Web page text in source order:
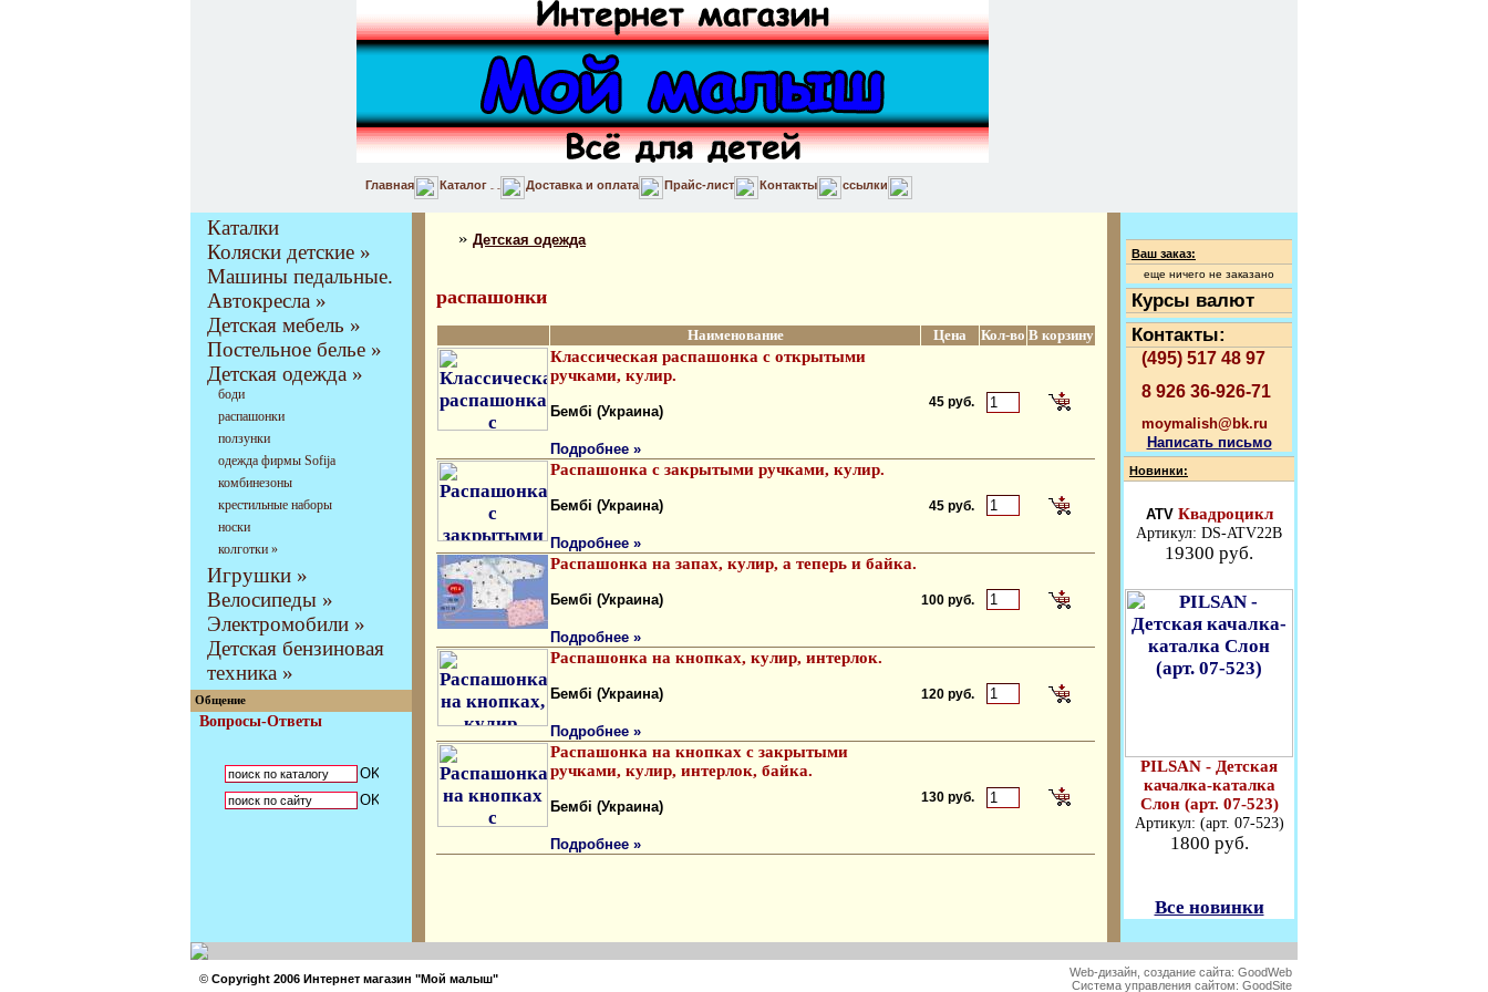
Главная Каталог Доставка и оплата Прайс-лист Контакты ссылки
Каталки
Коляски детские »
Машины педальные.
Автокресла »
Детская мебель »
Постельное белье »
Детская одежда »
боди
распашонки
ползунки
одежда фирмы Sofija
комбинезоны
крестильные наборы
носки
колготки »
Игрушки »
Велосипеды »
Электромобили »
Детская бензиновая
техника »
Общение
Вопросы-Ответы
» Детская одежда
распашонки
Наименование Цена Кол-во В корзину
Классическая распашонка с открытыми
ручками, кулир.
Бембi (Украина)
Подробнее »
45 руб.
Распашонка с закрытыми ручками, кулир.
Бембi (Украина)
Подробнее »
45 руб.
Распашонка на запах, кулир, а теперь и байка.
Бембi (Украина)
Подробнее »
100 руб.
Распашонка на кнопках, кулир, интерлок.
Бембi (Украина)
Подробнее »
120 руб.
Распашонка на кнопках с закрытыми
ручками, кулир, интерлок, байка.
Бембi (Украина)
Подробнее »
130 руб.
Ваш заказ:
еще ничего не заказано
Курсы валют
Контакты:
(495) 517 48 97
8 926 36-926-71
moymalish@bk.ru
Написать письмо
Новинки:
ATVКвадроцикл
Артикул: DS-ATV22В
19300 руб.
PILSAN - Детская
качалка-каталка
Слон (арт. 07-523)
Артикул: (арт. 07-523)
1800 руб.
Все новинки
© Copyright 2006 Интернет магазин "Мой малыш" Web-дизайн, создание сайта: GoodWeb
Система управления сайтом: GoodSite